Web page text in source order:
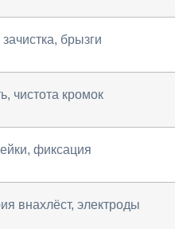
брызги
чистота кромок
фиксация
внахлёст, электроды